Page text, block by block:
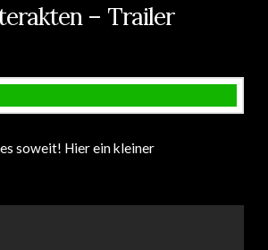
– Trailer
soweit! Hier ein kleiner